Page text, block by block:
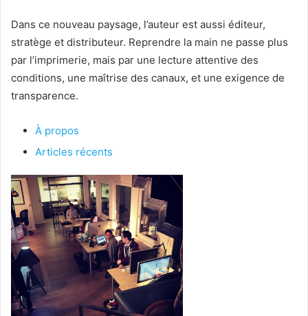
Dans ce nouveau paysage, l’auteur est aussi éditeur,
stratège et distributeur. Reprendre la main ne passe plus
par l’imprimerie, mais par une lecture attentive des
conditions, une maîtrise des canaux, et une exigence de
transparence.
À propos
Articles récents